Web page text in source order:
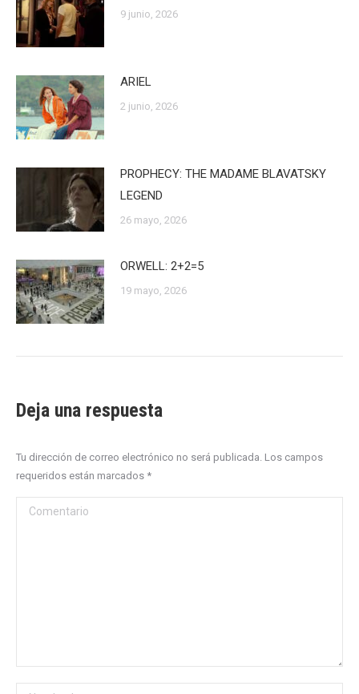
9 junio, 2026
ARIEL
2 junio, 2026
PROPHECY: THE MADAME BLAVATSKY
LEGEND
26 mayo, 2026
ORWELL: 2+2=5
19 mayo, 2026
Deja una respuesta
Tu dirección de correo electrónico no será publicada. Los campos
requeridos están marcados *
Comentario